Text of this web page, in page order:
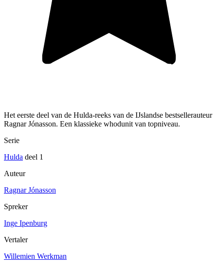
Het eerste deel van de Hulda-reeks van de IJslandse bestsellerauteur
Ragnar Jónasson. Een klassieke whodunit van topniveau.
Serie
Hulda deel 1
Auteur
Ragnar Jónasson
Spreker
Inge Ipenburg
Vertaler
Willemien Werkman